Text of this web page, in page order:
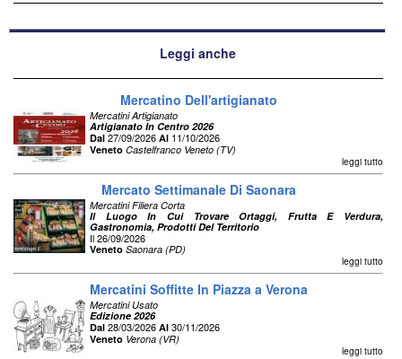
Leggi anche
Mercatino Dell'artigianato
Mercatini Artigianato
Artigianato In Centro 2026
Dal 27/09/2026 Al 11/10/2026
Veneto Castelfranco Veneto (TV)
leggi tutto
Mercato Settimanale Di Saonara
Mercatini Filiera Corta
Il Luogo In Cui Trovare Ortaggi, Frutta E Verdura,
Gastronomia, Prodotti Del Territorio
Il 26/09/2026
Veneto Saonara (PD)
leggi tutto
Mercatini Soffitte In Piazza a Verona
Mercatini Usato
Edizione 2026
Dal 28/03/2026 Al 30/11/2026
Veneto Verona (VR)
leggi tutto